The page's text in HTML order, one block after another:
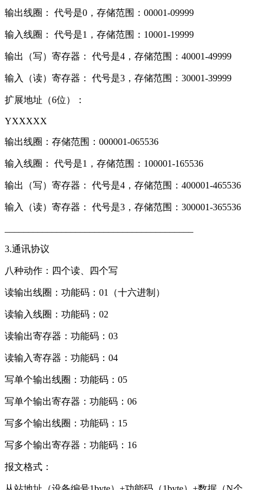
输出线圈： 代号是0，存储范围：00001-09999
输入线圈： 代号是1，存储范围：10001-19999
输出（写）寄存器： 代号是4，存储范围：40001-49999
输入（读）寄存器： 代号是3，存储范围：30001-39999
扩展地址（6位）：
YXXXXX
输出线圈：存储范围：000001-065536
输入线圈： 代号是1，存储范围：100001-165536
输出（写）寄存器： 代号是4，存储范围：400001-465536
输入（读）寄存器： 代号是3，存储范围：300001-365536
3.通讯协议
八种动作：四个读、四个写
读输出线圈：功能码：01（十六进制）
读输入线圈：功能码：02
读输出寄存器：功能码：03
读输入寄存器：功能码：04
写单个输出线圈：功能码：05
写单个输出寄存器：功能码：06
写多个输出线圈：功能码：15
写多个输出寄存器：功能码：16
报文格式：